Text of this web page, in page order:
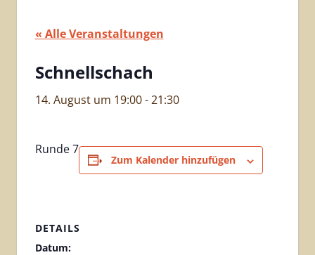
« Alle Veranstaltungen
Schnellschach
14. August um 19:00-21:30
Runde 7
Zum Kalender hinzufügen
DETAILS
Datum: